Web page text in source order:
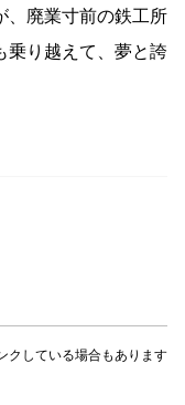
、廃業寸前の鉄工所
乗り越えて、夢と誇
クしている場合もあります